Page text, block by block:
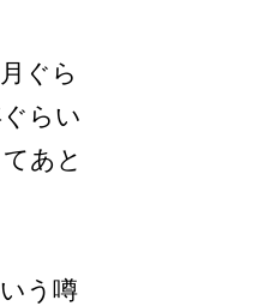
ぐら
らい
あと
う噂